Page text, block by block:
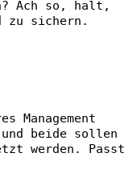
Ach so, halt,
zu sichern.
Management
beide sollen
werden. Passt